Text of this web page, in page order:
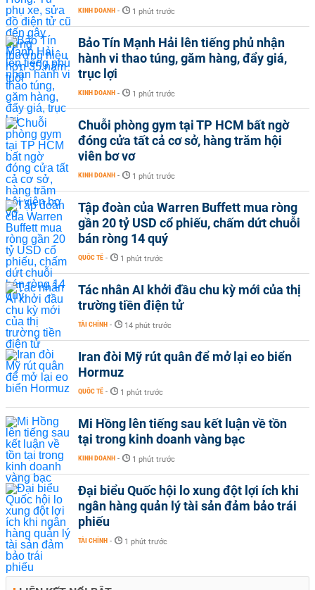
KINH DOANH - 1 phút trước
Bảo Tín Mạnh Hải lên tiếng phủ nhận
hành vi thao túng, găm hàng, đẩy giá,
trục lợi
KINH DOANH - 1 phút trước
Chuỗi phòng gym tại TP HCM bất ngờ
đóng cửa tất cả cơ sở, hàng trăm hội
viên bơ vơ
KINH DOANH - 1 phút trước
Tập đoàn của Warren Buffett mua ròng
gần 20 tỷ USD cổ phiếu, chấm dứt chuỗi
bán ròng 14 quý
QUỐC TẾ - 1 phút trước
Tác nhân AI khởi đầu chu kỳ mới của thị
trường tiền điện tử
TÀI CHÍNH - 14 phút trước
Iran đòi Mỹ rút quân để mở lại eo biển
Hormuz
QUỐC TẾ - 1 phút trước
Mi Hồng lên tiếng sau kết luận về tồn
tại trong kinh doanh vàng bạc
KINH DOANH - 1 phút trước
Đại biểu Quốc hội lo xung đột lợi ích khi
ngân hàng quản lý tài sản đảm bảo trái
phiếu
TÀI CHÍNH - 1 phút trước